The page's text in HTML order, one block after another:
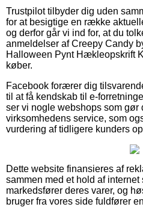
Trustpilot tilbyder dig uden
for at besigtige en række
og derfor går vi ind for, at du
anmeldelser af Creepy Candy
Halloween Pynt Hækleopskrift
køber.
Facebook forærer dig
til at få kendskab til e-
ser vi nogle webshops som gør
virksomhedens service, som
vurdering af tidligere kunders
Dette website finansieres af
sammen med et hold af
markedsfører deres varer, og
bruger fra vores side fuldfører